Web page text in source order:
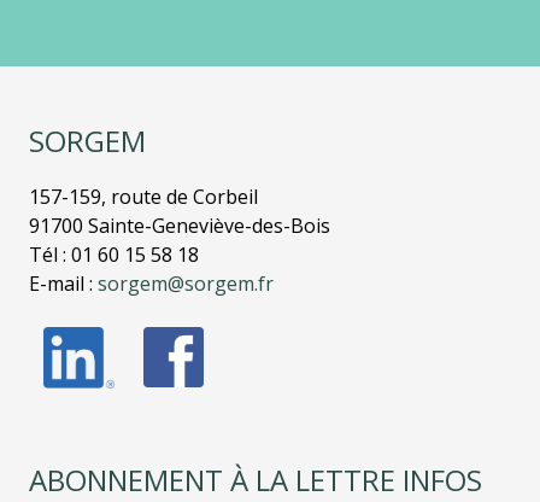
SORGEM
157-159, route de Corbeil
91700 Sainte-Geneviève-des-Bois
Tél : 01 60 15 58 18
E-mail : sorgem@sorgem.fr
ABONNEMENT À LA LETTRE INFOS